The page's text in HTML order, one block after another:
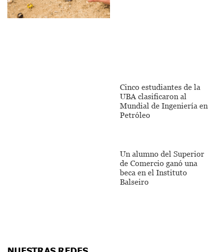
Cinco estudiantes de la
UBA clasificaron al
Mundial de Ingeniería en
Petróleo
Un alumno del Superior
de Comercio ganó una
beca en el Instituto
Balseiro